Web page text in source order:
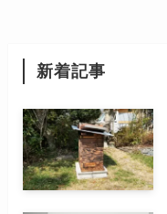
新着記事